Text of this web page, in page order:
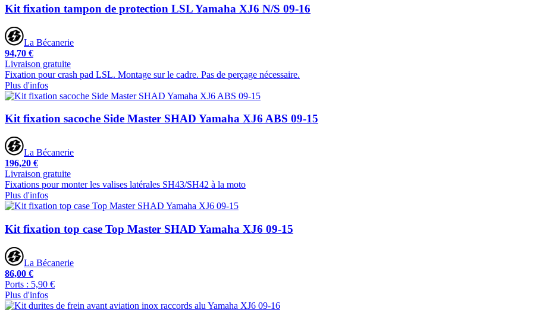
Kit fixation tampon de protection LSL Yamaha XJ6 N/S 09-16
La Bécanerie
94,70 €
Livraison gratuite
Fixation pour crash pad LSL. Montage sur le cadre. Pas de perçage nécessaire.
Plus d'infos
Kit fixation sacoche Side Master SHAD Yamaha XJ6 ABS 09-15
La Bécanerie
196,20 €
Livraison gratuite
Fixations pour monter les valises latérales SH43/SH42 à la moto
Plus d'infos
Kit fixation top case Top Master SHAD Yamaha XJ6 09-15
La Bécanerie
86,00 €
Ports : 5,90 €
Plus d'infos